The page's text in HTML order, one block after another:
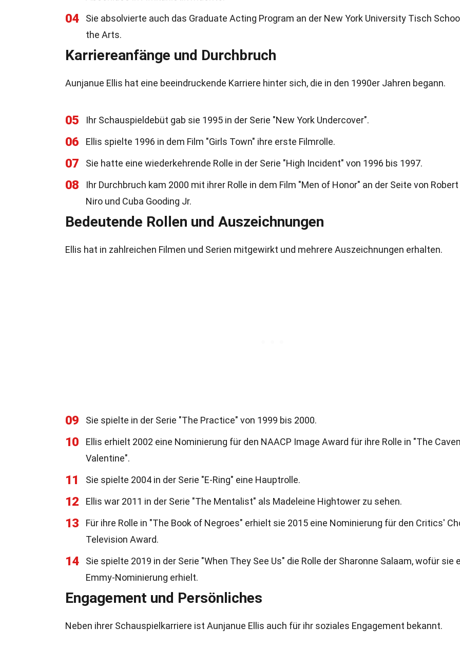
04
Sie absolvierte auch das Graduate Acting Program an der New York University Tisch
the Arts.
Karriereanfänge und Durchbruch
Aunjanue Ellis hat eine beeindruckende Karriere hinter sich, die in den 1990er Jahren begann.
05 Ihr Schauspieldebüt gab sie 1995 in der Serie "New York Undercover".
06 Ellis spielte 1996 in dem Film "Girls Town" ihre erste Filmrolle.
07 Sie hatte eine wiederkehrende Rolle in der Serie "High Incident" von 1996 bis 1997.
08
Ihr Durchbruch kam 2000 mit ihrer Rolle in dem Film "Men of Honor" an der Seite von Robert
Niro und Cuba Gooding Jr.
Bedeutende Rollen und Auszeichnungen
Ellis hat in zahlreichen Filmen und Serien mitgewirkt und mehrere Auszeichnungen erhalten.
09 Sie spielte in der Serie "The Practice" von 1999 bis 2000.
10
Ellis erhielt 2002 eine Nominierung für den NAACP Image Award für ihre Rolle in "The
Valentine".
11 Sie spielte 2004 in der Serie "E-Ring" eine Hauptrolle.
12 Ellis war 2011 in der Serie "The Mentalist" als Madeleine Hightower zu sehen.
13
Für ihre Rolle in "The Book of Negroes" erhielt sie 2015 eine Nominierung für den Critics'
Television Award.
14
Sie spielte 2019 in der Serie "When They See Us" die Rolle der Sharonne Salaam, wofür sie
Emmy-Nominierung erhielt.
Engagement und Persönliches
Neben ihrer Schauspielkarriere ist Aunjanue Ellis auch für ihr soziales Engagement bekannt.